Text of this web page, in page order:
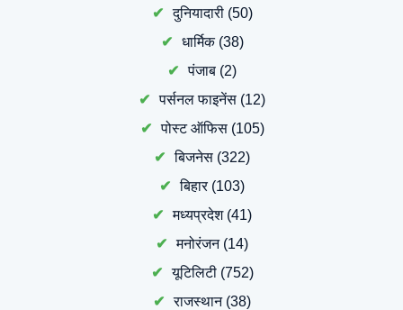
दुनियादारी(50)
धार्मिक(38)
पंजाब (2)
पर्सनल फाइनेंस (12)
पोस्ट ऑफिस(105)
बिजनेस (322)
बिहार(103)
मध्यप्रदेश(41)
मनोरंजन(14)
यूटिलिटी(752)
राजस्थान(38)